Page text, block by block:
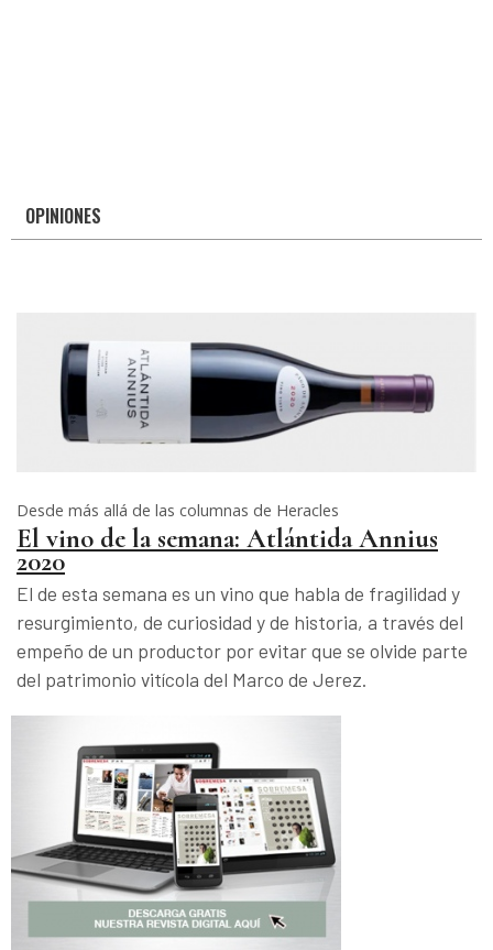
OPINIONES
Desde más allá de las columnas de Heracles
El vino de la semana: Atlántida Annius
2020
El de esta semana es un vino que habla de fragilidad y
resurgimiento, de curiosidad y de historia, a través del
empeño de un productor por evitar que se olvide parte
del patrimonio vitícola del Marco de Jerez.